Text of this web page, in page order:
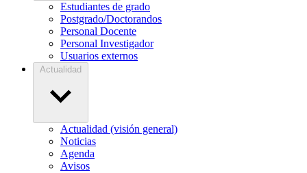
Estudiantes de grado
Postgrado/Doctorandos
Personal Docente
Personal Investigador
Usuarios externos
Actualidad
Actualidad (visión general)
Noticias
Agenda
Avisos